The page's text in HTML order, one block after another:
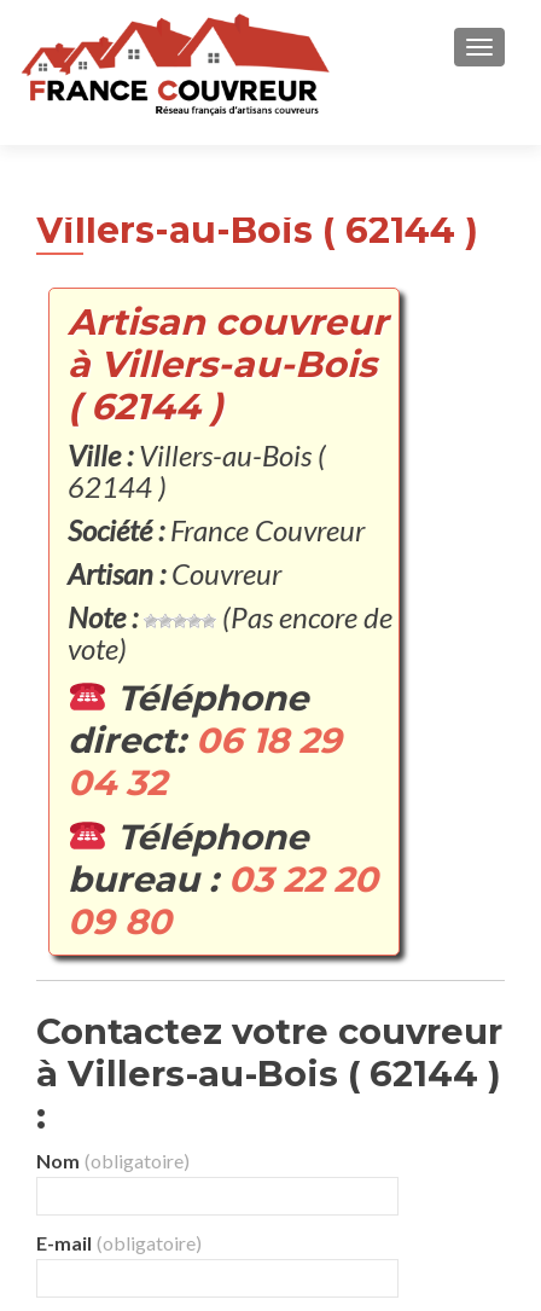
Villers-au-Bois ( 62144 )
Artisan couvreur
à Villers-au-Bois
( 62144 )
Ville :Villers-au-Bois (
62144 )
Société :France Couvreur
Artisan :Couvreur
Note :
(Pas encore de
vote)
Téléphone
direct: 06 18 29
04 32
Téléphone
bureau : 03 22 20
09 80
Contactez votre couvreur
à Villers-au-Bois ( 62144 )
:
Nom (obligatoire)
E-mail (obligatoire)